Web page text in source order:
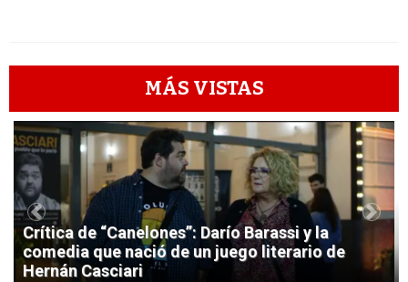
MÁS VISTAS
1
Crítica de “Canelones”: Darío Barassi y la
comedia que nació de un juego literario de
Hernán Casciari
Previous Next